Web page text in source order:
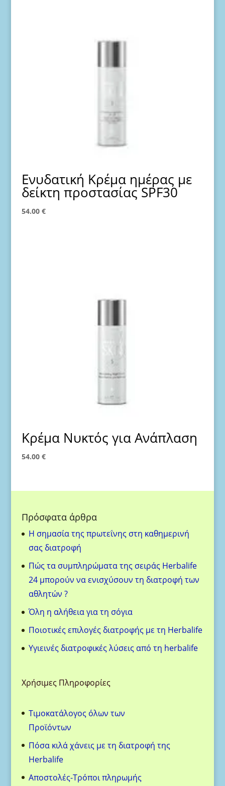
Ενυδατική Κρέμα ημέρας με
δείκτη προστασίας SPF30
54.00 €
Κρέμα Νυκτός για Ανάπλαση
54.00 €
Πρόσφατα άρθρα
H σημασία της πρωτεΐνης στη καθημερινή
σας διατροφή
Πώς τα συμπληρώματα της σειράς Herbalife
24 μπορούν να ενισχύσουν τη διατροφή των
αθλητών ?
Όλη η αλήθεια για τη σόγια
Ποιοτικές επιλογές διατροφής με τη Herbalife
Υγιεινές διατροφικές λύσεις από τη herbalife
Χρήσιμες Πληροφορίες
Τιμοκατάλογος όλων των
Προϊόντων
Πόσα κιλά χάνεις με τη διατροφή της
Herbalife
Aποστολές-Τρόποι πληρωμής